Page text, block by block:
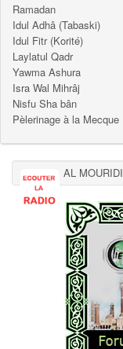
Ramadan
Idul Adhâ (Tabaski)
Idul Fitr (Korité)
Laylatul Qadr
Yawma Ashura
Isra Wal Mihrâj
Nisfu Sha bân
Pèlerinage à la Mecque
AL